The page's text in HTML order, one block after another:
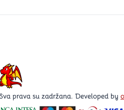
prava su zadržana. Developed by